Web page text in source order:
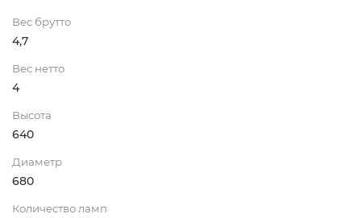
Вес брутто
4,7
Вес нетто
4
Высота
640
Диаметр
680
Количество ламп